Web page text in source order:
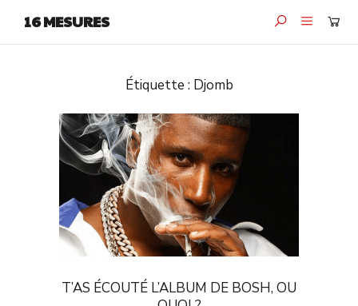
16 MESURES
Étiquette : Djomb
T’AS ÉCOUTÉ L’ALBUM DE BOSH, OU